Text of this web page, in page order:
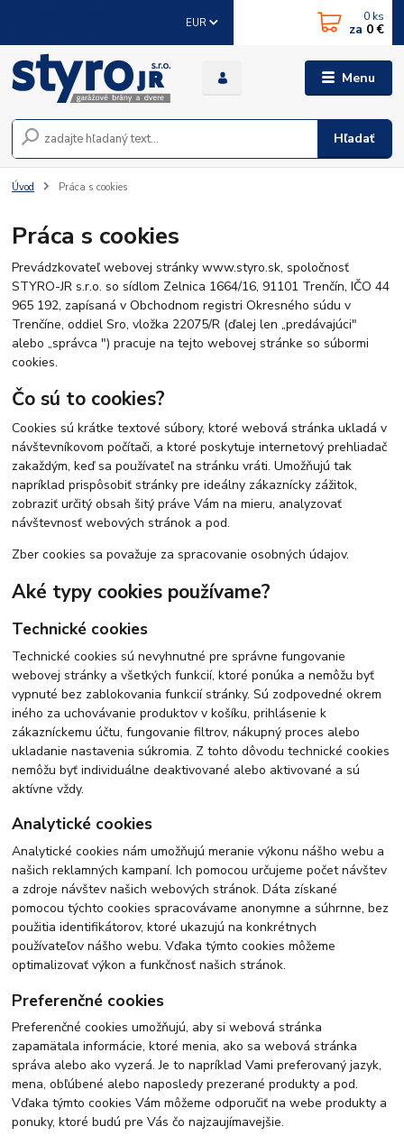
Menu
EUR
Hľadať
0 ks
za 0 €
Úvod Práca s cookies
Práca s cookies
Prevádzkovateľ webovej stránky www.styro.sk, spoločnosť
STYRO-JR s.r.o. so sídlom Zelnica 1664/16, 91101 Trenčín, IČO 44
965 192, zapísaná v Obchodnom registri Okresného súdu v
Trenčíne, oddiel Sro, vložka 22075/R (ďalej len „predávajúci"
alebo „správca ") pracuje na tejto webovej stránke so súbormi
cookies.
Čo sú to cookies?
Cookies sú krátke textové súbory, ktoré webová stránka ukladá v
návštevníkovom počítači, a ktoré poskytuje internetový prehliadač
zakaždým, keď sa používateľ na stránku vráti. Umožňujú tak
napríklad prispôsobiť stránky pre ideálny zákaznícky zážitok,
zobraziť určitý obsah šitý práve Vám na mieru, analyzovať
návštevnosť webových stránok a pod.
Zber cookies sa považuje za spracovanie osobných údajov.
Aké typy cookies používame?
Technické cookies
Technické cookies sú nevyhnutné pre správne fungovanie
webovej stránky a všetkých funkcií, ktoré ponúka a nemôžu byť
vypnuté bez zablokovania funkcií stránky. Sú zodpovedné okrem
iného za uchovávanie produktov v košíku, prihlásenie k
zákazníckemu účtu, fungovanie filtrov, nákupný proces alebo
ukladanie nastavenia súkromia. Z tohto dôvodu technické cookies
nemôžu byť individuálne deaktivované alebo aktivované a sú
aktívne vždy.
Analytické cookies
Analytické cookies nám umožňujú meranie výkonu nášho webu a
našich reklamných kampaní. Ich pomocou určujeme počet návštev
a zdroje návštev našich webových stránok. Dáta získané
pomocou týchto cookies spracovávame anonymne a súhrnne, bez
použitia identifikátorov, ktoré ukazujú na konkrétnych
používateľov nášho webu. Vďaka týmto cookies môžeme
optimalizovať výkon a funkčnosť našich stránok.
Preferenčné cookies
Preferenčné cookies umožňujú, aby si webová stránka
zapamätala informácie, ktoré menia, ako sa webová stránka
správa alebo ako vyzerá. Je to napríklad Vami preferovaný jazyk,
mena, obľúbené alebo naposledy prezerané produkty a pod.
Vďaka týmto cookies Vám môžeme odporučiť na webe produkty a
ponuky, ktoré budú pre Vás čo najzaujímavejšie.